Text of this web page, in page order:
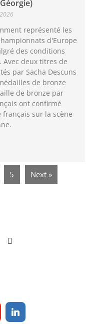
représenté les
d'Europe
des conditions
deux titres de
par Sacha Descuns
de bronze
de bronze par
ont confirmé
sur la scène
5 Next »